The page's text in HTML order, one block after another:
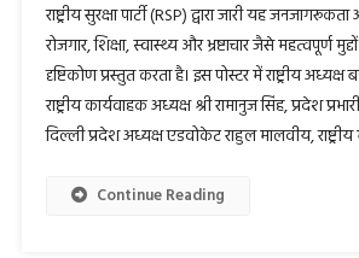
राष्ट्रीय सुरक्षा पार्टी (RSP) द्वारा जारी यह
रोजगार, शिक्षा, स्वास्थ्य और भ्रष्टाचार जैसे महत्वपूर्ण
दृष्टिकोण प्रस्तुत करता है। इस पोस्टर में राष्ट्रीय
राष्ट्रीय कार्यवाहक अध्यक्ष श्री रामानुज सिंह, प्रदेश
दिल्ली प्रदेश अध्यक्ष एडवोकेट राहुल मालवीय,
Continue Reading